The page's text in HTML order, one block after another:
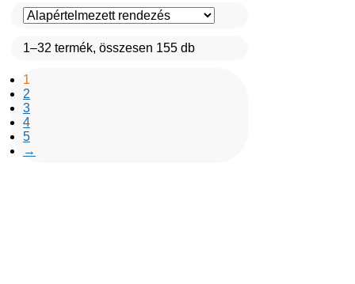
1–32 termék, összesen 155 db
1
2
3
4
5
→